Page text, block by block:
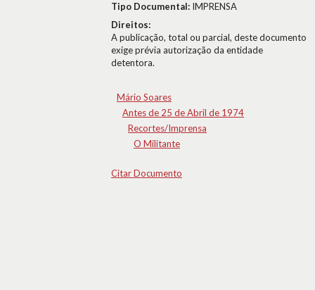
Tipo Documental: IMPRENSA
Direitos:
A publicação, total ou parcial, deste documento
exige prévia autorização da entidade
detentora.
Mário Soares
Antes de 25 de Abril de 1974
Recortes/Imprensa
O Militante
Citar Documento